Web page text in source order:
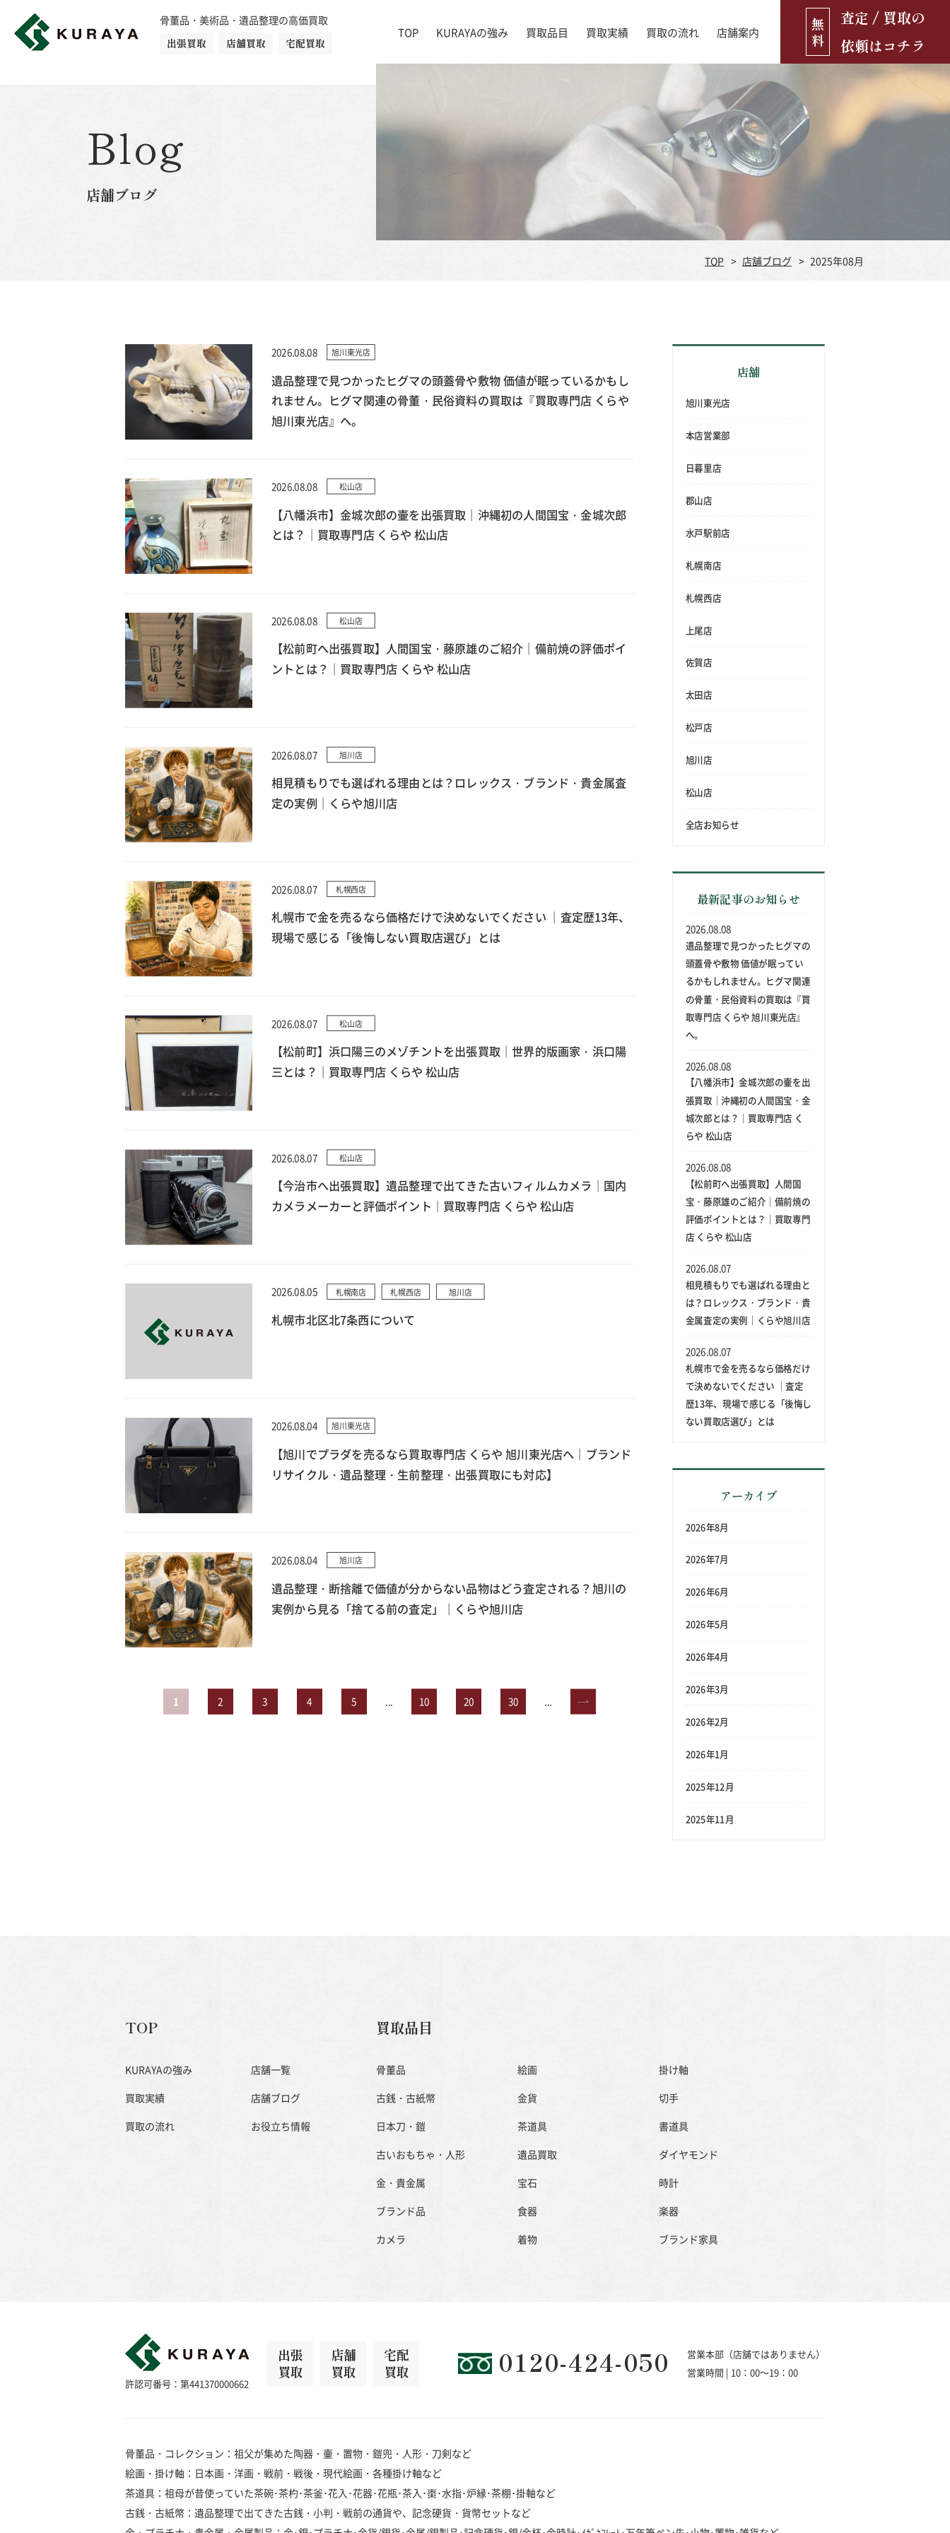
骨董品・美術品・遺品整理の高価買取
出張買取
店舗買取 宅配買取
TOP KURAYAの強み 買取品目
古銭・古紙幣
古いおもちゃ・人形 遺品買取
ダイヤモンド 時計 ブランド品 食器
楽器 ブランド家具
買取実績 買取の流れ 店舗案内
店舗ブログ お役立ち情報
無
料
査定 / 買取の
依頼はコチラ
Blog
店舗ブログ
TOP 店舗ブログ 2025年08月
2026.08.08 旭川東光店
遺品整理で見つかったヒグマの頭蓋骨や敷物 価値が眠っているかもし
れません。ヒグマ関連の骨董・民俗資料の買取は『買取専門店 くらや
旭川東光店』へ。
2026.08.08 松山店
【八幡浜市】金城次郎の壷を出張買取｜沖縄初の人間国宝・金城次郎
とは？｜買取専門店 くらや 松山店
2026.08.08 松山店
【松前町へ出張買取】人間国宝・藤原雄のご紹介｜備前焼の評価ポイ
ントとは？｜買取専門店 くらや 松山店
2026.08.07 旭川店
相見積もりでも選ばれる理由とは？ロレックス・ブランド・貴金属査
定の実例｜くらや旭川店
2026.08.07 札幌西店
札幌市で金を売るなら価格だけで決めないでください ｜査定歴13年、
現場で感じる「後悔しない買取店選び」とは
2026.08.07 松山店
【松前町】浜口陽三のメゾチントを出張買取｜世界的版画家・浜口陽
三とは？｜買取専門店 くらや 松山店
2026.08.07 松山店
【今治市へ出張買取】遺品整理で出てきた古いフィルムカメラ｜国内
カメラメーカーと評価ポイント｜買取専門店 くらや 松山店
2026.08.05 札幌南店 札幌西店 旭川店
札幌市北区北7条西について
2026.08.04 旭川東光店
【旭川でプラダを売るなら買取専門店 くらや 旭川東光店へ｜ブランド
リサイクル・遺品整理・生前整理・出張買取にも対応】
2026.08.04 旭川店
遺品整理・断捨離で価値が分からない品物はどう査定される？旭川の
実例から見る「捨てる前の査定」｜くらや旭川店
1 2 3 4 5 10 20 30 »
店舗
旭川東光店
本店営業部
日暮里店
郡山店
水戸駅前店
札幌南店
札幌西店
上尾店
佐賀店
太田店
松戸店
旭川店
松山店
全店お知らせ
最新記事のお知らせ
遺品整理で見つかったヒグマの
頭蓋骨や敷物 価値が眠ってい
るかもしれません。ヒグマ関連
の骨董・民俗資料の買取は『買
取専門店 くらや 旭川東光店』
へ。
2026.08.08
【八幡浜市】金城次郎の壷を出
張買取｜沖縄初の人間国宝・金
城次郎とは？｜買取専門店 く
らや 松山店
2026.08.08
【松前町へ出張買取】人間国
宝・藤原雄のご紹介｜備前焼の
評価ポイントとは？｜買取専門
店 くらや 松山店
2026.08.08
相見積もりでも選ばれる理由と
は？ロレックス・ブランド・貴
金属査定の実例｜くらや旭川店
2026.08.07
札幌市で金を売るなら価格だけ
で決めないでください ｜査定
歴13年、現場で感じる「後悔し
ない買取店選び」とは
2026.08.07
アーカイブ
2026年8月
2026年7月
2026年6月
2026年5月
2026年4月
2026年3月
2026年2月
2026年1月
2025年12月
2025年11月
TOP
KURAYAの強み
買取実績
買取の流れ
店舗一覧
店舗ブログ
お役立ち情報
買取品目
骨董品 絵画
掛け軸
古銭・古紙幣
金貨
切手
日本刀・鎧
茶道具
書道具
古いおもちゃ・人形
遺品買取
ダイヤモンド
金・貴金属
宝石
時計
ブランド品
食器
楽器
カメラ
着物 ブランド家具
許認可番号：第441370000662
出張
買取
店舗
買取
宅配
買取
0120-424-050
営業本部（店舗ではありません）
営業時間 | 10：00～19：00
骨董品・コレクション：祖父が集めた陶器・壷・置物・鎧兜・人形・刀剣など
絵画・掛け軸：日本画・洋画・戦前・戦後・現代絵画・各種掛け軸など
茶道具：祖母が昔使っていた茶碗･茶杓･茶釜･花入･花器･花瓶･茶入･棗･水指･炉縁･茶棚･掛軸など
古銭・古紙幣：遺品整理で出てきた古銭・小判・戦前の通貨や、記念硬貨・貨幣セットなど